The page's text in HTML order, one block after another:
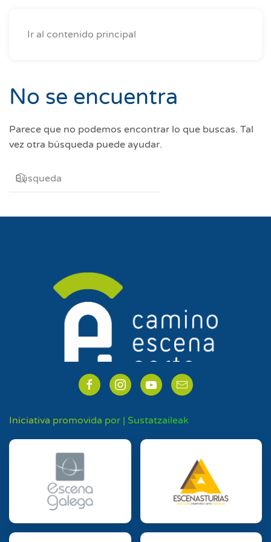
Ir al contenido principal
No se encuentra
Parece que no podemos encontrar lo que buscas. Tal
vez otra búsqueda puede ayudar.
Iniciativa promovida por | Sustatzaileak